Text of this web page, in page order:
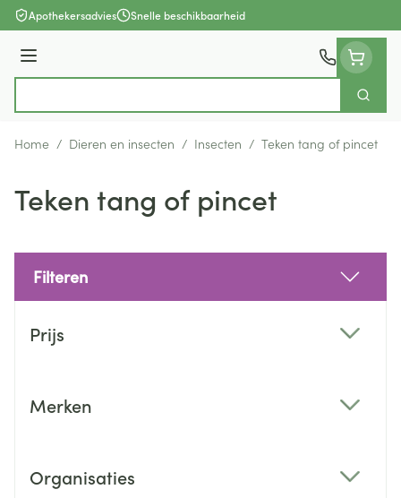
Ga naar de inhoud
Apothekersadvies Snelle beschikbaarheid
Menu
Zoek
Home / Dieren en insecten / Insecten / Teken tang of pincet
Teken tang of pincet
Filteren
Prijs
Merken
Organisaties